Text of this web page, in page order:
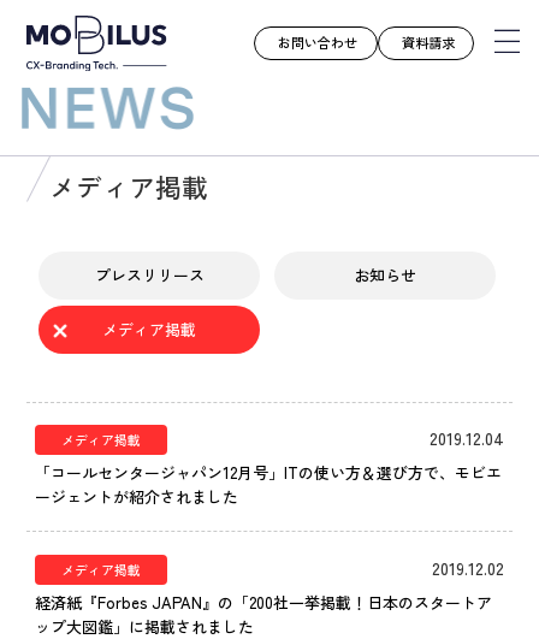
モビルスとは
導入事例
ユースケース
お知らせ
お役立ち資料
会社案内
採用情報
IR情報
CX向上情報サイト
お問い合わせ 資料請求
メディア掲載
プレスリリース お知らせ
メディア掲載
メディア掲載 2019.12.04
「コールセンタージャパン12月号」ITの使い方＆選び方で、モビエ
ージェントが紹介されました
メディア掲載 2019.12.02
経済紙『Forbes JAPAN』の「200社一挙掲載！日本のスタートア
ップ大図鑑」に掲載されました